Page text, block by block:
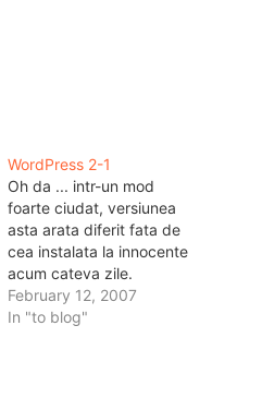
WordPress 2-1
Oh da ... intr-un mod
foarte ciudat, versiunea
asta arata diferit fata de
cea instalata la innocente
acum cateva zile.
Features: Poti sa scrii in
limbaj html, sau in limbaj
February 12, 2007
In "to blog"